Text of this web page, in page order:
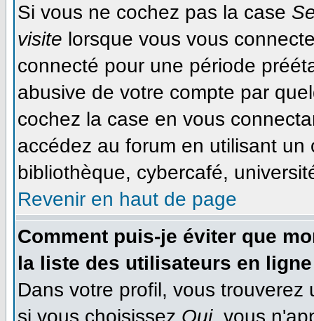
Si vous ne cochez pas la case
visite lorsque vous vous
connecté pour une période
abusive de votre compte par
cochez la case en vous
accédez au forum en utilisant
bibliothèque, cybercafé,
Revenir en haut de page
Comment puis-je éviter que
la liste des utilisateurs en
Dans votre profil, vous
si vous choisissez Oui, vous